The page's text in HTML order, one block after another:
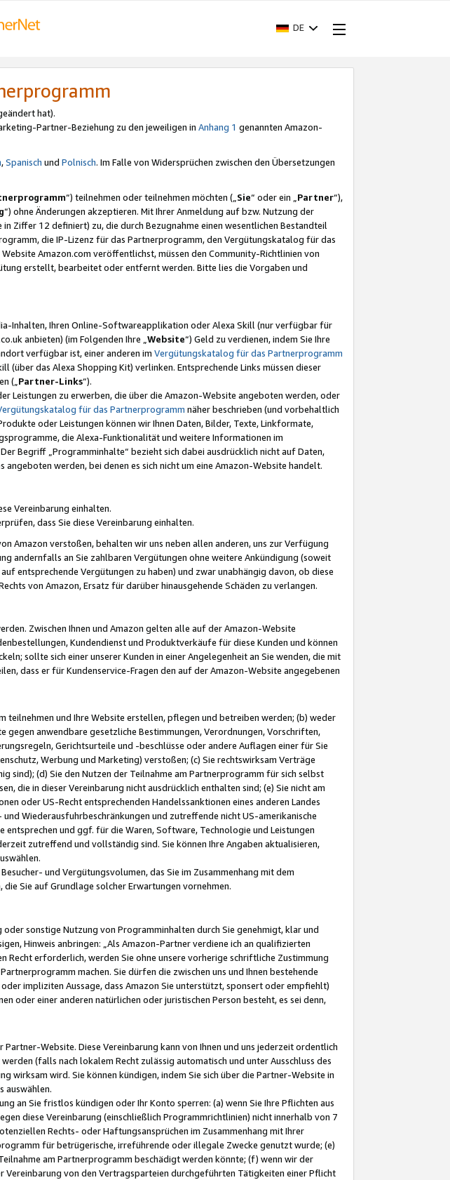
DE
hat).
Partner-Beziehung zu den jeweiligen in Anhang 1 genannten Amazon-
,Spanisch und Polnisch. Im Falle von Widersprüchen zwischen den Übersetzungen
“) teilnehmen oder teilnehmen möchten („Sie“ oder ein „Partner“),
“) ohne Änderungen akzeptieren. Mit Ihrer Anmeldung auf bzw. Nutzung der
in Ziffer 12 definiert) zu, die durch Bezugnahme einen wesentlichen Bestandteil
die IP-Lizenz für das Partnerprogramm, den Vergütungskatalog für das
Amazon.com veröffentlichst, müssen den Community-Richtlinien von
erstellt, bearbeitet oder entfernt werden. Bitte lies die Vorgaben und
Inhalten, Ihren Online-Softwareapplikation oder Alexa Skill (nur verfügbar für
anbieten) (im Folgenden Ihre „ Website“) Geld zu verdienen, indem Sie Ihre
verfügbar ist, einer anderen im Vergütungskatalog für das Partnerprogramm
(über das Alexa Shopping Kit) verlinken. Entsprechende Links müssen dieser
(„ Partner-Links“).
Leistungen zu erwerben, die über die Amazon-Website angeboten werden, oder
für das Partnerprogramm näher beschrieben (und vorbehaltlich
oder Leistungen können wir Ihnen Daten, Bilder, Texte, Linkformate,
die Alexa-Funktionalität und weitere Informationen im
Begriff „Programminhalte“ bezieht sich dabei ausdrücklich nicht auf Daten,
werden, bei denen es sich nicht um eine Amazon-Website handelt.
Vereinbarung einhalten.
dass Sie diese Vereinbarung einhalten.
Amazon verstoßen, behalten wir uns neben allen anderen, uns zur Verfügung
andernfalls an Sie zahlbaren Vergütungen ohne weitere Ankündigung (soweit
entsprechende Vergütungen zu haben) und zwar unabhängig davon, ob diese
von Amazon, Ersatz für darüber hinausgehende Schäden zu verlangen.
Zwischen Ihnen und Amazon gelten alle auf der Amazon-Website
Kundendienst und Produktverkäufe für diese Kunden und können
sollte sich einer unserer Kunden in einer Angelegenheit an Sie wenden, die mit
dass er für Kundenservice-Fragen den auf der Amazon-Website angegebenen
teilnehmen und Ihre Website erstellen, pflegen und betreiben werden; (b) weder
anwendbare gesetzliche Bestimmungen, Verordnungen, Vorschriften,
Gerichtsurteile und -beschlüsse oder andere Auflagen einer für Sie
Werbung und Marketing) verstoßen; (c) Sie rechtswirksam Verträge
sind); (d) Sie den Nutzen der Teilnahme am Partnerprogramm für sich selbst
die in dieser Vereinbarung nicht ausdrücklich enthalten sind; (e) Sie nicht am
oder US-Recht entsprechenden Handelssanktionen eines anderen Landes
Wiederausfuhrbeschränkungen und zutreffende nicht US-amerikanische
und ggf. für die Waren, Software, Technologie und Leistungen
zutreffend und vollständig sind. Sie können Ihre Angaben aktualisieren,
und Vergütungsvolumen, das Sie im Zusammenhang mit dem
Sie auf Grundlage solcher Erwartungen vornehmen.
sonstige Nutzung von Programminhalten durch Sie genehmigt, klar und
Hinweis anbringen: „Als Amazon-Partner verdiene ich an qualifizierten
Recht erforderlich, werden Sie ohne unsere vorherige schriftliche Zustimmung
machen. Sie dürfen die zwischen uns und Ihnen bestehende
impliziten Aussage, dass Amazon Sie unterstützt, sponsert oder empfiehlt)
oder einer anderen natürlichen oder juristischen Person besteht, es sei denn,
Website. Diese Vereinbarung kann von Ihnen und uns jederzeit ordentlich
(falls nach lokalem Recht zulässig automatisch und unter Ausschluss des
wirksam wird. Sie können kündigen, indem Sie sich über die Partner-Website in
auswählen.
an Sie fristlos kündigen oder Ihr Konto sperren: (a) wenn Sie Ihre Pflichten aus
diese Vereinbarung (einschließlich Programmrichtlinien) nicht innerhalb von 7
Rechts- oder Haftungsansprüchen im Zusammenhang mit Ihrer
für betrügerische, irreführende oder illegale Zwecke genutzt wurde; (e)
am Partnerprogramm beschädigt werden könnte; (f) wenn wir der
Vereinbarung von den Vertragsparteien durchgeführten Tätigkeiten einer Pflicht